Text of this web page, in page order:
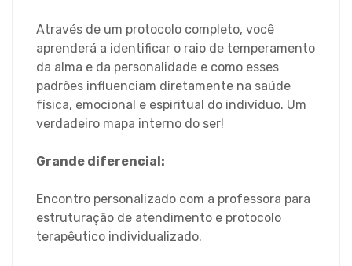
Através de um protocolo completo, você
aprenderá a identificar o raio de temperamento
da alma e da personalidade e como esses
padrões influenciam diretamente na saúde
física, emocional e espiritual do indivíduo. Um
verdadeiro mapa interno do ser!
Grande diferencial:
Encontro personalizado com a professora para
estruturação de atendimento e protocolo
terapêutico individualizado.